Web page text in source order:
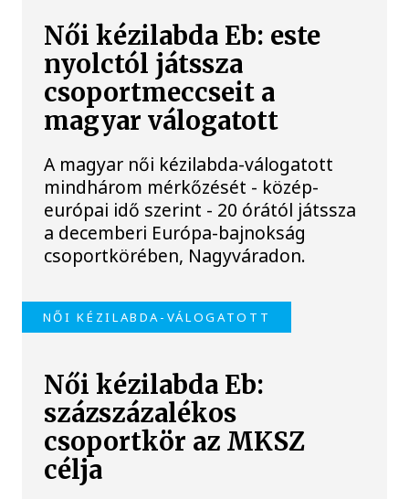
Női kézilabda Eb: este
nyolctól játssza
csoportmeccseit a
magyar válogatott
A magyar női kézilabda-válogatott
mindhárom mérkőzését - közép-
európai idő szerint - 20 órától játssza
a decemberi Európa-bajnokság
csoportkörében, Nagyváradon.
NŐI KÉZILABDA-VÁLOGATOTT
Női kézilabda Eb:
százszázalékos
csoportkör az MKSZ
célja